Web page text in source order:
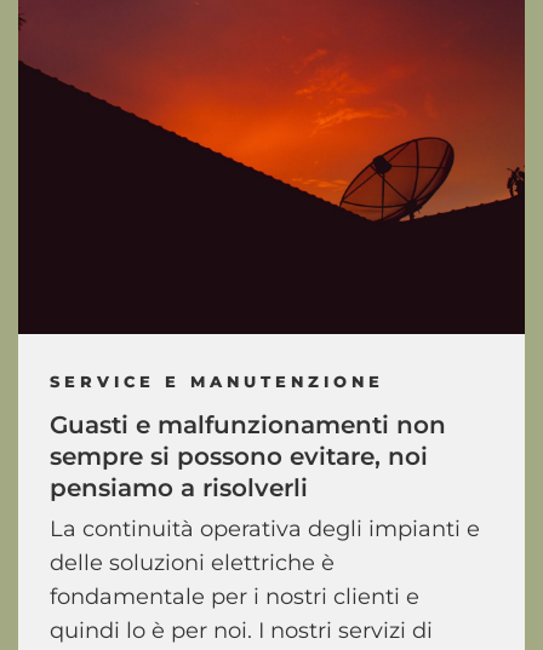
SERVICE E MANUTENZIONE
Guasti e malfunzionamenti non
sempre si possono evitare, noi
pensiamo a risolverli
La continuità operativa degli impianti e
delle soluzioni elettriche è
fondamentale per i nostri clienti e
quindi lo è per noi. I nostri servizi di